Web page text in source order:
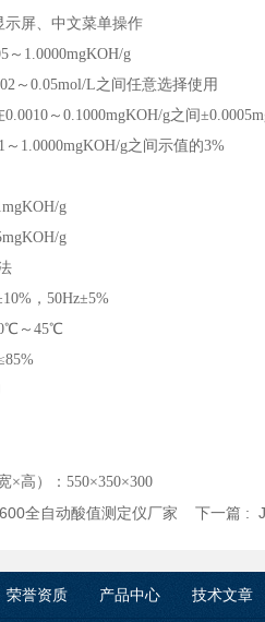
示屏、中文菜单操作
～1.0000mgKOH/g
～0.05mol/L之间任意选择使用
～0.1000mgKOH/g之间
g之间示值的3%
g
g
式: 中和法
，50Hz±5%
～45℃
×高）：550×350×300
全自动酸值测定仪厂家 下一篇 :
荣誉资质 产品中心 技术文章